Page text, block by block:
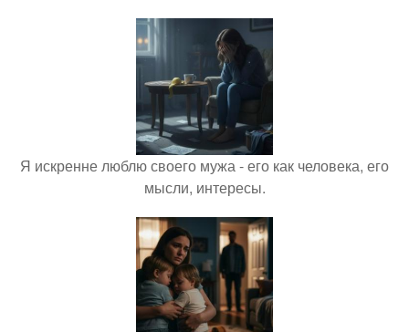
Я искренне люблю своего мужа - его как человека, его
мысли, интересы.